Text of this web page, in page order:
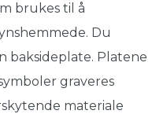
brukes til å
Du
baksideplate. Platene
graveres
materiale